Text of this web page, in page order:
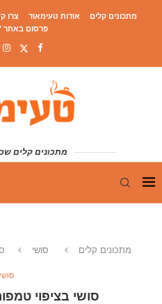
מתכונים קלים אודות טעימאוד צרו
פרסום באתר
מתכונים קלים
מתכונים קלים סושי
סושי
סושי בציפוי